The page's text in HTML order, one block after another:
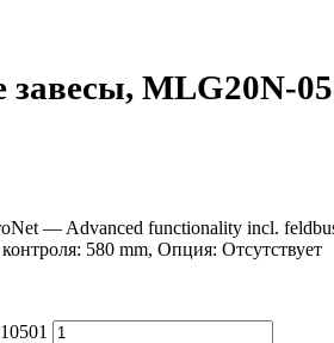
MLG20N-
— Advanced functionality incl.
580 mm, Опция: Отсутствует